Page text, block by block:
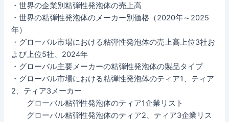
・世界の企業別粘弾性発泡体の売上高
・世界の粘弾性発泡体のメーカー別価格（2020年～2025
年）
・グローバル市場における粘弾性発泡体の売上高上位3社お
よび上位5社、2024年
・グローバル主要メーカーの粘弾性発泡体の製品タイプ
・グローバル市場における粘弾性発泡体のティア1、ティア
2、ティア3メーカー
グローバル粘弾性発泡体のティア1企業リスト
グローバル粘弾性発泡体のティア2、ティア3企業リス